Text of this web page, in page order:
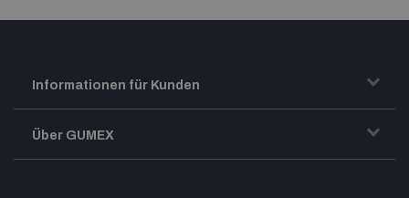
Informationen für Kunden
Transport und Warenversand
Über GUMEX